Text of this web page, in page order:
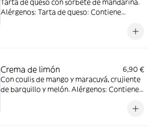
Alérgenos: Tarta de queso: Contiene
Crema de limón
6,90 €
Con coulis de mango y maracuyá, crujiente
de barquillo y melón. Alérgenos: Contiene